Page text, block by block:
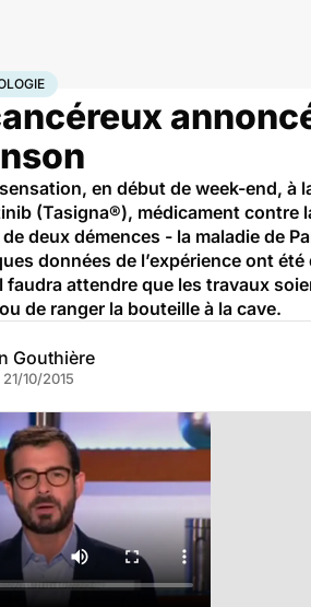
Maladies neurologiques
en début de week-end, à
(Tasigna®), médicament contre
deux démences - la maladie de
données de l’expérience ont
faudra attendre que les travaux
de ranger la bouteille à la cave.
Gouthière
21/10/2015